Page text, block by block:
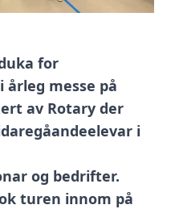
for
årleg messe på
av Rotary der
i
og bedrifter.
turen innom på